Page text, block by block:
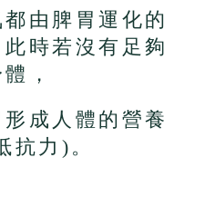
由脾胃運化的
時若沒有足夠
，
成人體的營養
抗力)。